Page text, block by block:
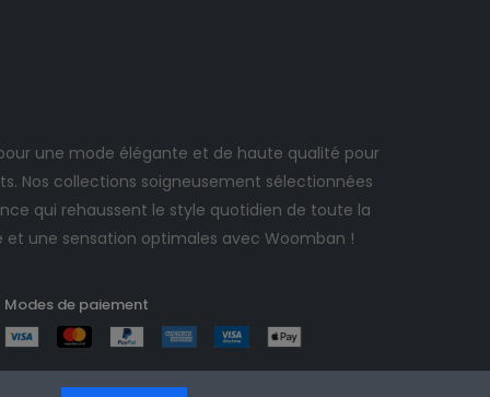
une mode élégante et de haute qualité pour
Nos collections soigneusement sélectionnées
qui rehaussent le style quotidien de toute la
et une sensation optimales avec Woomban !
Modes de paiement